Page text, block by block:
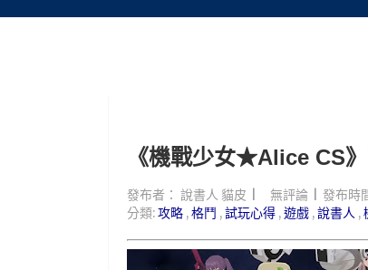
《機戰少女★Alice CS
發布者： 說書人 貓皮 無評論 發布時
分類:攻略 ,格鬥 ,試玩心得 ,遊戲 ,說書人 ,